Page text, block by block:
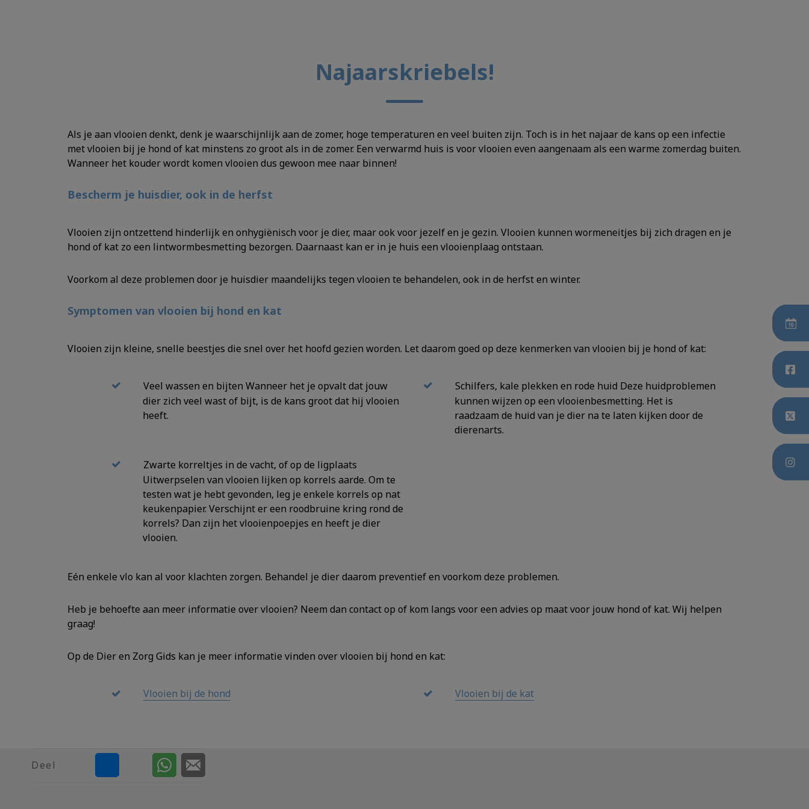
Najaarskriebels!
Als je aan vlooien denkt, denk je waarschijnlijk aan de zomer, hoge temperaturen en veel buiten zijn. Toch is in het najaar de kans op een infectie
met vlooien bij je hond of kat minstens zo groot als in de zomer. Een verwarmd huis is voor vlooien even aangenaam als een warme zomerdag buiten.
Wanneer het kouder wordt komen vlooien dus gewoon mee naar binnen!
Bescherm je huisdier, ook in de herfst
Vlooien zijn ontzettend hinderlijk en onhygiënisch voor je dier, maar ook voor jezelf en je gezin. Vlooien kunnen wormeneitjes bij zich dragen en je
hond of kat zo een lintwormbesmetting bezorgen. Daarnaast kan er in je huis een vlooienplaag ontstaan.
Voorkom al deze problemen door je huisdier maandelijks tegen vlooien te behandelen, ook in de herfst en winter.
Symptomen van vlooien bij hond en kat
Vlooien zijn kleine, snelle beestjes die snel over het hoofd gezien worden. Let daarom goed op deze kenmerken van vlooien bij je hond of kat:
Veel wassen en bijten Wanneer het je opvalt dat jouw
dier zich veel wast of bijt, is de kans groot dat hij vlooien
heeft.
Schilfers, kale plekken en rode huid Deze huidproblemen
kunnen wijzen op een vlooienbesmetting. Het is
raadzaam de huid van je dier na te laten kijken door de
dierenarts.
Zwarte korreltjes in de vacht, of op de ligplaats
Uitwerpselen van vlooien lijken op korrels aarde. Om te
testen wat je hebt gevonden, leg je enkele korrels op nat
keukenpapier. Verschijnt er een roodbruine kring rond de
korrels? Dan zijn het vlooienpoepjes en heeft je dier
vlooien.
Eén enkele vlo kan al voor klachten zorgen. Behandel je dier daarom preventief en voorkom deze problemen.
Heb je behoefte aan meer informatie over vlooien? Neem dan contact op of kom langs voor een advies op maat voor jouw hond of kat. Wij helpen
graag!
Op de Dier en Zorg Gids kan je meer informatie vinden over vlooien bij hond en kat:
Vlooien bij de hond Vlooien bij de kat
Deel